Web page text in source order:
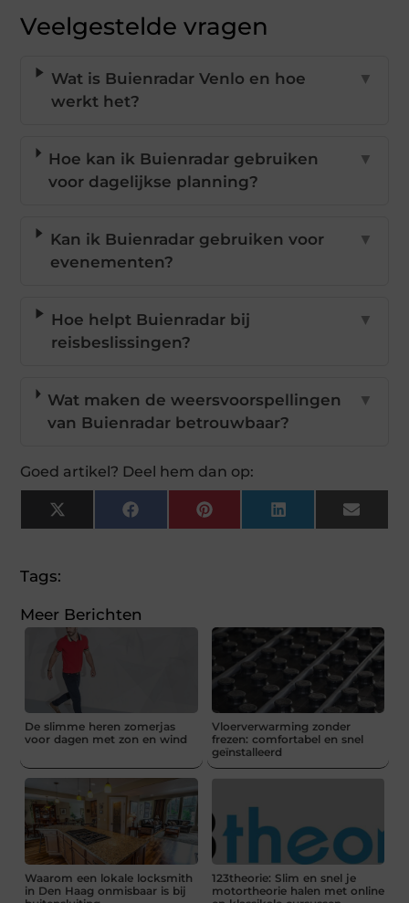
Veelgestelde vragen
Wat is Buienradar Venlo en hoe
werkt het?
▼
Hoe kan ik Buienradar gebruiken
voor dagelijkse planning?
▼
Kan ik Buienradar gebruiken voor
evenementen?
▼
Hoe helpt Buienradar bij
reisbeslissingen?
▼
Wat maken de weersvoorspellingen
van Buienradar betrouwbaar?
▼
Goed artikel? Deel hem dan op:
X
(Twitter)
FacebookPinterestLinkedInEmail
Tags:
Meer Berichten
De slimme heren zomerjas
voor dagen met zon en wind
Vloerverwarming zonder
frezen: comfortabel en snel
geïnstalleerd
Waarom een lokale locksmith
in Den Haag onmisbaar is bij
123theorie: Slim en snel je
motortheorie halen met online